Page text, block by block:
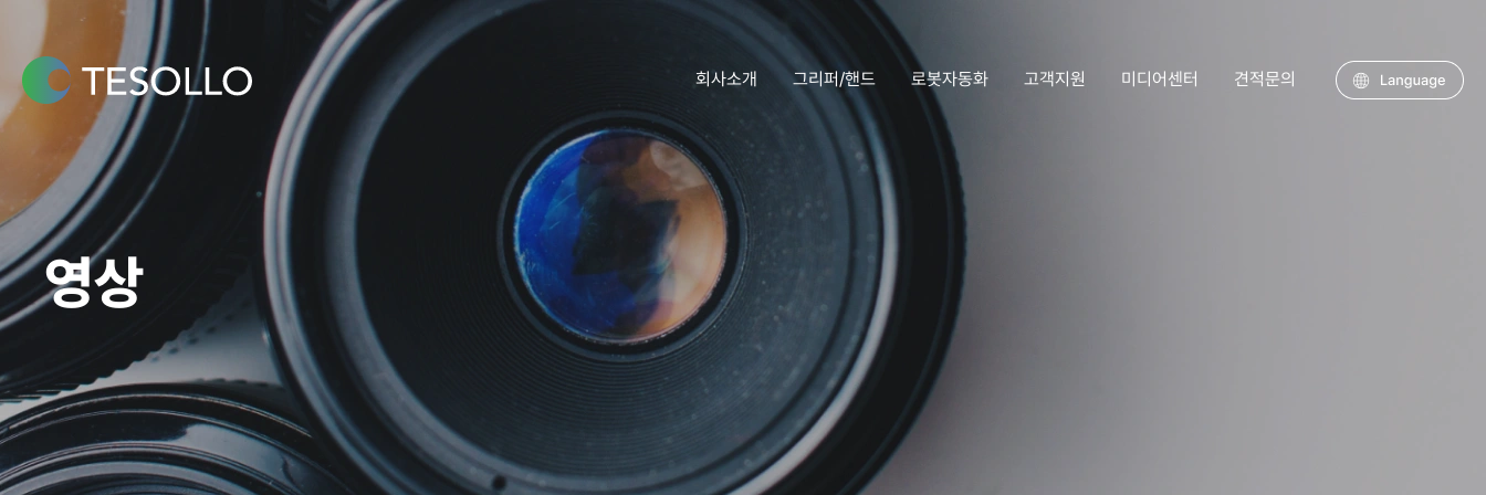
건너뛰기
회사소개
그리퍼/핸드 로봇자동화 고객지원 미디어센터 견적문의
영상